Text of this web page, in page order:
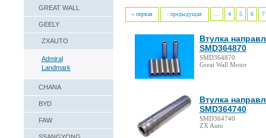
GREAT WALL
GEELY
ZXAUTO
Admiral
Landmark
CHANA
BYD
FAW
« первая ‹ предыдущая 4 5 6 7
Втулка
SMD364870
SMD364870
Great Wall Motor
Втулка
SMD364740
SMD364740
ZX Auto